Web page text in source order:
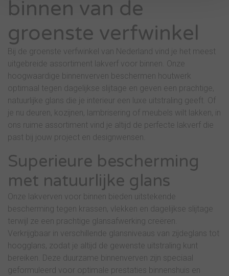
binnen van de
groenste verfwinkel
Bij de groenste verfwinkel van Nederland vind je het meest
uitgebreide assortiment lakverf voor binnen. Onze
hoogwaardige binnenverven beschermen houtwerk
optimaal tegen dagelijkse slijtage en geven een prachtige,
natuurlijke glans die je interieur een luxe uitstraling geeft. Of
je nu deuren, kozijnen, lambrisering of meubels wilt lakken, in
ons ruime assortiment vind je altijd de perfecte lakverf die
past bij jouw project en designwensen.
Superieure bescherming
met natuurlijke glans
Onze lakverven voor binnen bieden uitstekende
bescherming tegen krassen, vlekken en dagelijkse slijtage
terwijl ze een prachtige glansafwerking creëren.
Verkrijgbaar in verschillende glansniveaus van zijdeglans tot
hoogglans, zodat je altijd de gewenste uitstraling kunt
bereiken. Deze duurzame binnenverven zijn speciaal
geformuleerd voor optimale prestaties binnenshuis en